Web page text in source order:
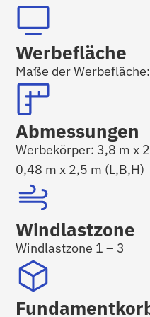
Werbefläche
Maße der
Abmessungen
Werbekörper: 3,8 m x
0,48 m x 2,5 m (L,B,H)
Windlastzone
Windlastzone 1 – 3